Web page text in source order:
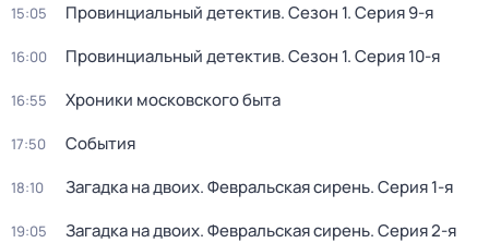
15:05 Провинциальный детектив. Сезон 1. Серия 9-я
16:00 Провинциальный детектив. Сезон 1. Серия 10-я
16:55 Хроники московского быта
17:50 События
18:10 Загадка на двоих. Февральская сирень. Серия 1-я
19:05 Загадка на двоих. Февральская сирень. Серия 2-я